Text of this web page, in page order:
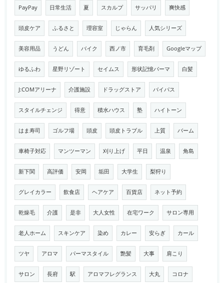
PayPay 日常生活 夏 スカルプ サッパリ 爽快感
頭皮ケア ふるさと 理容室 じゃらん 人気シリーズ
美容用品 うどん バイク 西ノ市 育毛剤 Googleマップ
ゆるふわ 星野リゾート セイムス 形状記憶パーマ 白髪
J:COMアリーナ 介護施設 ドラッグストア バイパス
スタイルチェンジ 得意 積水ハウス 塾 ハイトーン
はま寿司 ゴルフ場 頭皮 頭皮トラブル 上質 バーム
車椅子対応 マンツーマン 刈り上げ 平日 温泉 角島
新下関 高評価 安岡 垢田 大学生 梨狩り
グレイカラー 飲食店 ヘアケア 百貨店 ネット予約
乾燥毛 介護 是非 大人女性 在宅ワーク サロン専用
老人ホーム スキンケア 染め カレー 安らぎ カール
ツヤ アロマ パーマスタイル 艶髪 大事 肩こり
サロン 長府 駅 アロマフレグランス 大丸 コロナ